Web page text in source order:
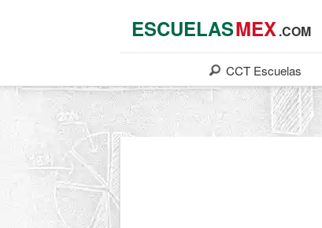
ESCUELASMEX.COM
CCT Escuelas